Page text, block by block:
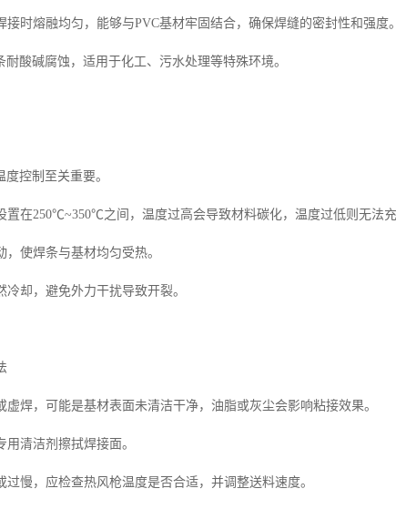
接时熔融均匀，能够与PVC基材牢固结合，确保焊缝的密封性和强度
耐酸碱腐蚀，适用于化工、污水处理等特殊环境。
控制至关重要。
置在250℃~350℃之间，温度过高会导致材料碳化，温度过低则无法
使焊条与基材均匀受热。
却，避免外力干扰导致开裂。
虚焊，可能是基材表面未清洁干净，油脂或灰尘会影响粘接效果。
清洁剂擦拭焊接面。
过慢，应检查热风枪温度是否合适，并调整送料速度。